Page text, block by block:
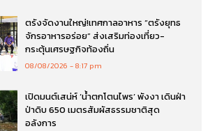
ตรังจัดงานใหญ่!เทศกาลอาหาร “ตรังยุทธ
จักรอาหารอร่อย” ส่งเสริมท่องเที่ยว-
กระตุ้นเศรษฐกิจท้องถิ่น
08/08/2026 8:17 pm
เปิดมนต์เสน่ห์ ‘น้ำตกโตนไพร’ พังงา เดินฝ่า
ป่าดิบ 650 เมตรสัมผัสธรรมชาติสุด
อลังการ